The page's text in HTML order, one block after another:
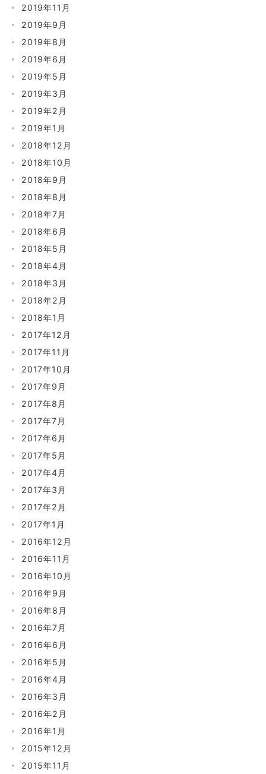
2019年11月
2019年9月
2019年8月
2019年6月
2019年5月
2019年3月
2019年2月
2019年1月
2018年12月
2018年10月
2018年9月
2018年8月
2018年7月
2018年6月
2018年5月
2018年4月
2018年3月
2018年2月
2018年1月
2017年12月
2017年11月
2017年10月
2017年9月
2017年8月
2017年7月
2017年6月
2017年5月
2017年4月
2017年3月
2017年2月
2017年1月
2016年12月
2016年11月
2016年10月
2016年9月
2016年8月
2016年7月
2016年6月
2016年5月
2016年4月
2016年3月
2016年2月
2016年1月
2015年12月
2015年11月